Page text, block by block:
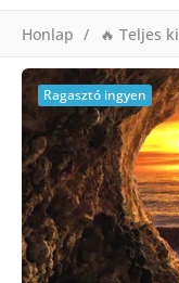
Honlap 🔥 Teljes
Ragasztó ingyen